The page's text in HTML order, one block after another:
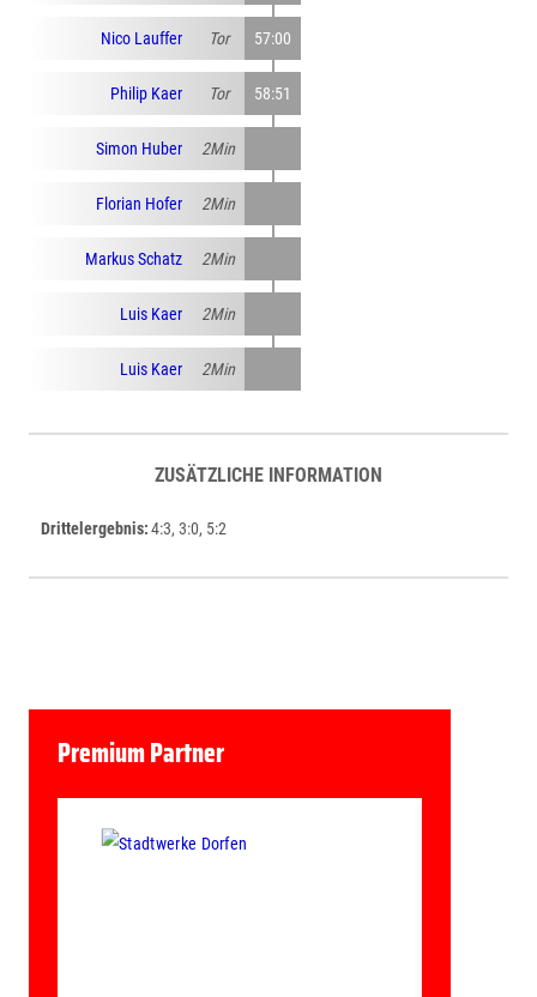
Nico Lauffer Tor 57:00
Philip Kaer Tor 58:51
Simon Huber 2Min
Florian Hofer 2Min
Markus Schatz 2Min
Luis Kaer 2Min
Luis Kaer 2Min
ZUSÄTZLICHE INFORMATION
Drittelergebnis 4:3, 3:0, 5:2
Premium Partner